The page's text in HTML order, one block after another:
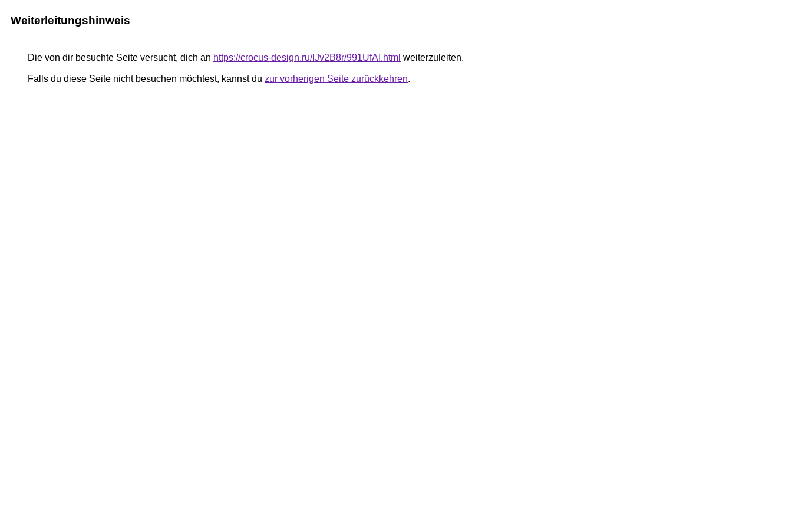
Weiterleitungshinweis
Die von dir besuchte Seite versucht, dich an https://crocus-design.ru/IJv2B8r/991UfAl.html weiterzuleiten.
Falls du diese Seite nicht besuchen möchtest, kannst du zur vorherigen Seite zurückkehren.